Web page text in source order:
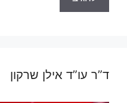
ד”ר עו”ד אילן שרקון